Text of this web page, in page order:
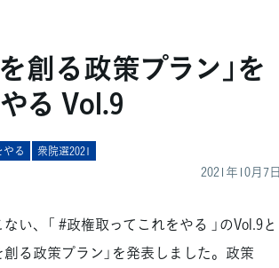
創る政策プラン」を
る Vol.9
る 衆院選2021
2021年10月7日
、「 #政権取ってこれをやる 」のVol.9と
る政策プラン」を発表しました。政策